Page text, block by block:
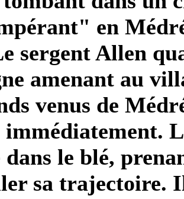
en
sergent Allen
amenant au
venus de
immédiatement.
dans le blé,
sa trajectoire.